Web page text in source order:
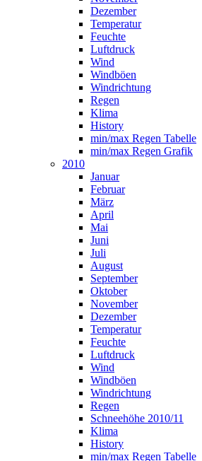
Dezember
Temperatur
Feuchte
Luftdruck
Wind
Windböen
Windrichtung
Regen
Klima
History
min/max Regen Tabelle
min/max Regen Grafik
2010
Januar
Februar
März
April
Mai
Juni
Juli
August
September
Oktober
November
Dezember
Temperatur
Feuchte
Luftdruck
Wind
Windböen
Windrichtung
Regen
Schneehöhe 2010/11
Klima
History
min/max Regen Tabelle